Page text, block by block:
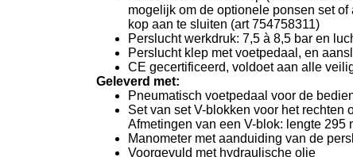
mogelijk om de optionele ponsen set
kop aan te sluiten (art 754758311)
Perslucht werkdruk: 7,5 à 8,5 bar en
Perslucht klep met voetpedaal, en
CE gecertificeerd, voldoet aan alle
Geleverd met:
Pneumatisch voetpedaal voor de
Set van set V-blokken voor het rechten
Afmetingen van een V-blok: lengte 295
Manometer met aanduiding van de
Voorgevuld met hydraulische olie